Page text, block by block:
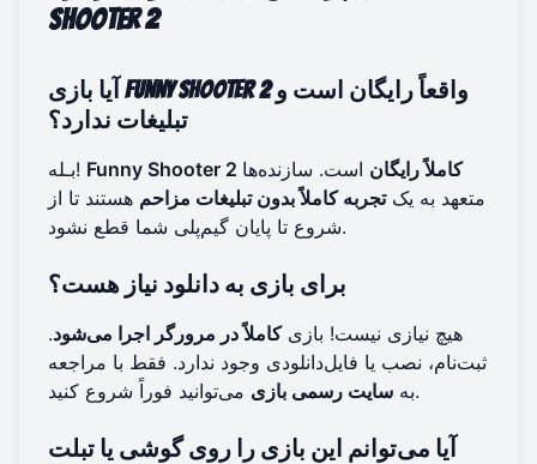
Shooter 2
آیا بازی Funny Shooter 2 واقعاً رایگان است و
تبلیغات ندارد؟
بـله! Funny Shooter 2 کاملاً رایگان است. سازنده‌ها
متعهد به یکتجربه کاملاً بدون تبلیغات مزاحم هستند تا از
شروع تا پایان گیم‌پلی شما قطع نشود.
برای بازی به دانلود نیاز هست؟
هیچ نیازی نیست! بازیکاملاً در مرورگر اجرا می‌شود.
ثبت‌نام، نصب یا فایل‌دانلودی وجود ندارد. فقط با مراجعه
به سایت رسمی بازی می‌توانید فوراً شروع کنید.
آیا می‌توانم این بازی را روی گوشی یا تبلت